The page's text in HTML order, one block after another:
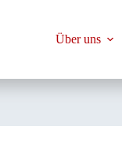
Über uns